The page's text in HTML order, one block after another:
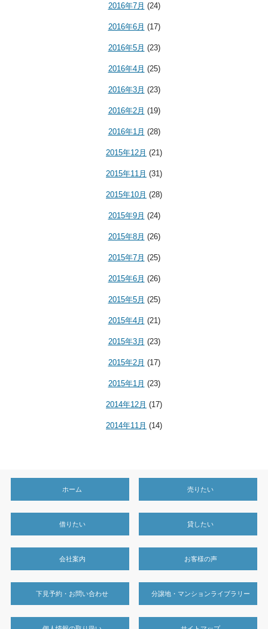
2016年7月 (24)
2016年6月 (17)
2016年5月 (23)
2016年4月 (25)
2016年3月 (23)
2016年2月 (19)
2016年1月 (28)
2015年12月 (21)
2015年11月 (31)
2015年10月 (28)
2015年9月 (24)
2015年8月 (26)
2015年7月 (25)
2015年6月 (26)
2015年5月 (25)
2015年4月 (21)
2015年3月 (23)
2015年2月 (17)
2015年1月 (23)
2014年12月 (17)
2014年11月 (14)
ホーム 売りたい
借りたい 貸したい
会社案内 お客様の声
下見予約・お問い合わせ 分譲地・マンションライブラリー